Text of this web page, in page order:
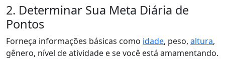
2. Determinar Sua Meta Diária de
Pontos
Forneça informações básicas como idade, peso, altura,
gênero, nível de atividade e se você está amamentando.